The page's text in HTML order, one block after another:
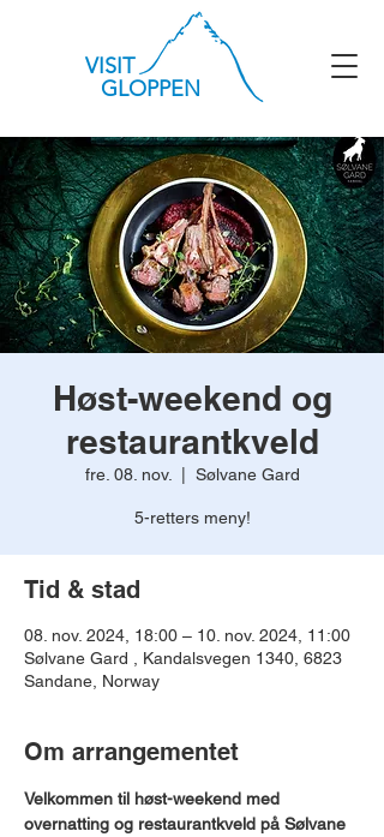
VISIT
GLOPPEN
Høst-weekend og
restaurantkveld
fre. 08. nov. Sølvane Gard
5-retters meny!
Tid & stad
08. nov. 2024, 18:00 – 10. nov. 2024, 11:00
Sølvane Gard , Kandalsvegen 1340, 6823
Sandane, Norway
Om arrangementet
Velkommen til høst-weekend med
overnatting og restaurantkveld på Sølvane